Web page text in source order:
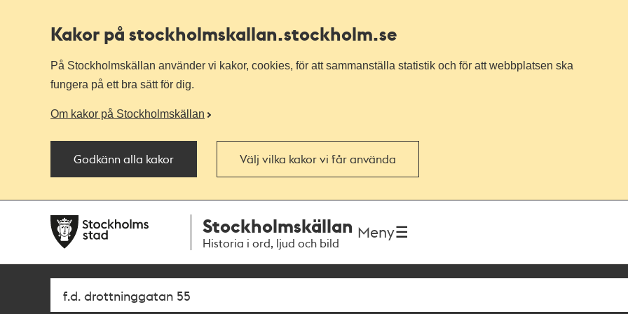
Kakor på stockholmskallan.stockholm.se
På Stockholmskällan använder vi kakor, cookies, för att sammanställa statistik och för att webbplatsen ska
fungera på ett bra sätt för dig.
Om kakor på Stockholmskällan
Godkänn alla kakor Välj vilka kakor vi får använda
navigationen
huvudinnehållet
Stockholmskällan
Historia i ord, ljud och bild
Meny
Sök